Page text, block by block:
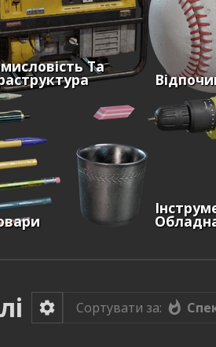
Та
Сортувати за: